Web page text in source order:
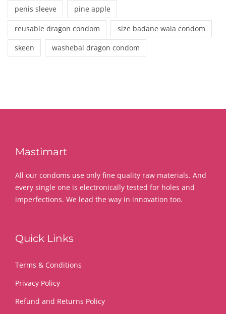
penis sleeve pine apple
reusable dragon condom size badane wala condom
skeen washebal dragon condom
Mastimart
All our condoms use only fine quality raw materials. And
every single one is electronically tested for holes and
imperfections. We lead the way in innovation too.
Quick Links
Terms & Conditions
Privacy Policy
Refund and Returns Policy